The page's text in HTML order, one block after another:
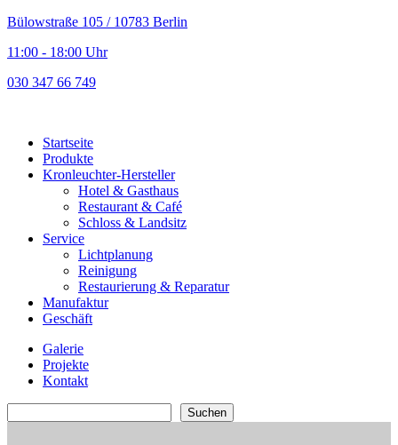
Bülowstraße 105 / 10783 Berlin
11:00 - 18:00 Uhr
030 347 66 749
Startseite
Produkte
Kronleuchter-Hersteller
Hotel & Gasthaus
Restaurant & Café
Schloss & Landsitz
Service
Lichtplanung
Reinigung
Restaurierung & Reparatur
Manufaktur
Geschäft
Galerie
Projekte
Kontakt
Suchen